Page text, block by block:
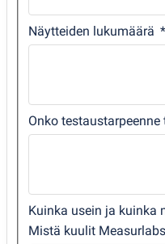
Näytteiden lukumäärä
Onko testaustarpeenne
Kuinka usein ja kuinka
Mistä kuulit